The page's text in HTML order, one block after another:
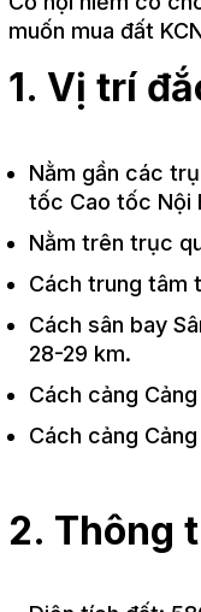
muốn mua đất
1. Vị trí
Nằm gần các
tốc Cao tốc Nội
Nằm trên trục
Cách trung tâm
Cách sân bay
28-29 km.
Cách cảng
Cách cảng
2. Thông